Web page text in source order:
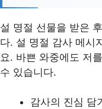
설 명절 선물을 받은
다. 설 명절 감사 메시
요. 바쁜 와중에도 저
수 있습니다.
감사의 진심 담